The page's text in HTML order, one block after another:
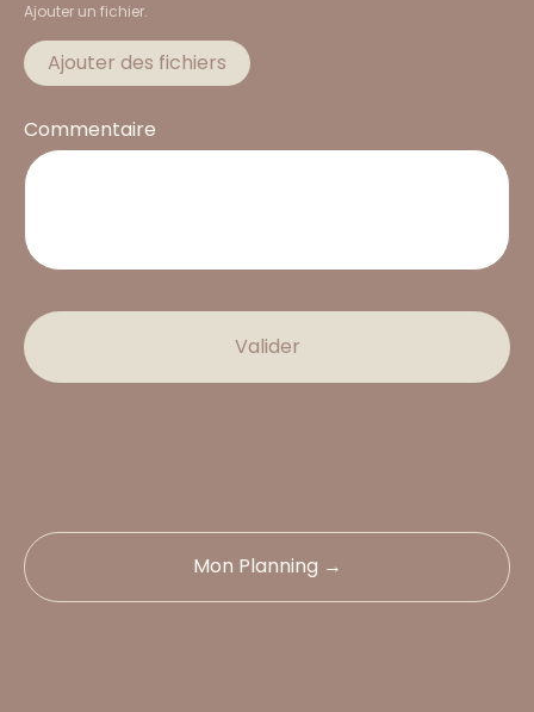
Ajouter un fichier.
Ajouter des fichiers
Commentaire
Valider
Mon Planning →